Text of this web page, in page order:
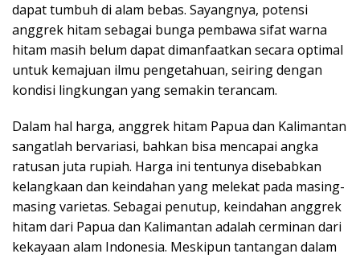
dapat tumbuh di alam bebas. Sayangnya, potensi
anggrek hitam sebagai bunga pembawa sifat warna
hitam masih belum dapat dimanfaatkan secara optimal
untuk kemajuan ilmu pengetahuan, seiring dengan
kondisi lingkungan yang semakin terancam.
Dalam hal harga, anggrek hitam Papua dan Kalimantan
sangatlah bervariasi, bahkan bisa mencapai angka
ratusan juta rupiah. Harga ini tentunya disebabkan
kelangkaan dan keindahan yang melekat pada masing-
masing varietas. Sebagai penutup, keindahan anggrek
hitam dari Papua dan Kalimantan adalah cerminan dari
kekayaan alam Indonesia. Meskipun tantangan dalam